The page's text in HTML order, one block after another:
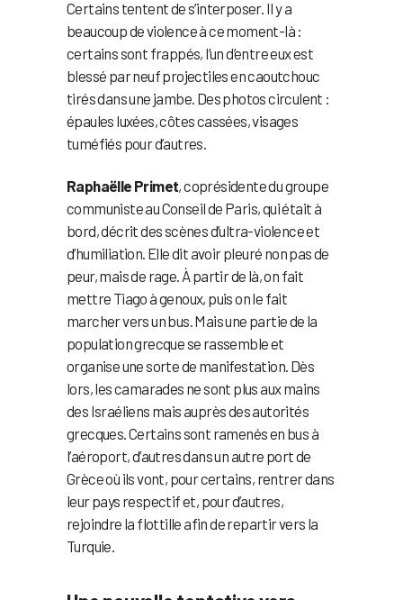
Certains tentent de s’interposer. Il y a
beaucoup de violence à ce moment-là :
certains sont frappés, l’un d’entre eux est
blessé par neuf projectiles en caoutchouc
tirés dans une jambe. Des photos circulent :
épaules luxées, côtes cassées, visages
tuméfiés pour d’autres.
Raphaëlle Primet, coprésidente du groupe
communiste au Conseil de Paris, qui était à
bord, décrit des scènes d’ultra-violence et
d’humiliation. Elle dit avoir pleuré non pas de
peur, mais de rage. À partir de là, on fait
mettre Tiago à genoux, puis on le fait
marcher vers un bus. Mais une partie de la
population grecque se rassemble et
organise une sorte de manifestation. Dès
lors, les camarades ne sont plus aux mains
des Israéliens mais auprès des autorités
grecques. Certains sont ramenés en bus à
l’aéroport, d’autres dans un autre port de
Grèce où ils vont, pour certains, rentrer dans
leur pays respectif et, pour d’autres,
rejoindre la flottille afin de repartir vers la
Turquie.